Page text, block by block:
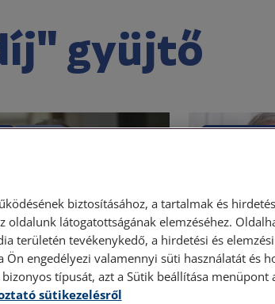
gyüjtő
Krisztina
biztosításához, a tartalmak és
oldalunk látogatottságának elemzéséhez.
területén tevékenykedő, a hirdetési és
engedélyezi valamennyi süti használatát és
típusát, azt a Sütik beállítása menüpont
sütikezelésről